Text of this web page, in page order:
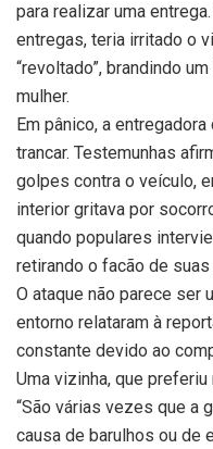
para realizar uma
entregas, teria irritado o
“revoltado”, brandindo
mulher.
Em pânico, a
trancar. Testemunhas
golpes contra o veículo,
interior gritava por
quando populares
retirando o facão de suas
O ataque não parece ser
entorno relataram à
constante devido ao
Uma vizinha, que
“São várias vezes que a
causa de barulhos ou de